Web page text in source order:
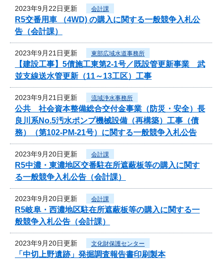
2023年9月22日更新 会計課
R5交番用車 （4WD) の購入に関する一般競争入札公
告（会計課）
2023年9月21日更新 東部広域水道事務所
【建設工事】5債施工東第2-1号／既設管更新事業 武
並支線送水管更新（11～13工区）工事
2023年9月21日更新 流域浄水事務所
公共 社会資本整備総合交付金事業（防災・安全）長
良川系No.5汚水ポンプ機械設備（再構築）工事（債
務）（第102-PM-21号）に関する一般競争入札公告
2023年9月20日更新 会計課
R5中濃・東濃地区交番駐在所遮蔽板等の購入に関す
る一般競争入札公告（会計課）
2023年9月20日更新 会計課
R5岐阜・西濃地区駐在所遮蔽板等の購入に関する一
般競争入札公告（会計課）
2023年9月20日更新 文化財保護センター
「中切上野遺跡」発掘調査報告書印刷製本